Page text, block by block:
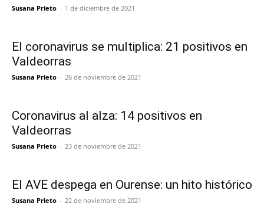
Susana Prieto - 1 de diciembre de 2021
El coronavirus se multiplica: 21 positivos en
Valdeorras
Susana Prieto - 26 de noviembre de 2021
Coronavirus al alza: 14 positivos en
Valdeorras
Susana Prieto - 23 de noviembre de 2021
El AVE despega en Ourense: un hito histórico
Susana Prieto - 22 de noviembre de 2021